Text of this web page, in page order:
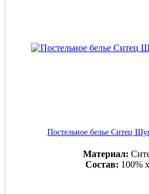
Постельное белье Ситец
Материал:
Состав: 100%